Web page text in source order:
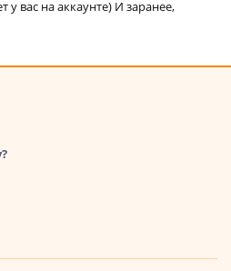
у вас на аккаунте) И заранее,